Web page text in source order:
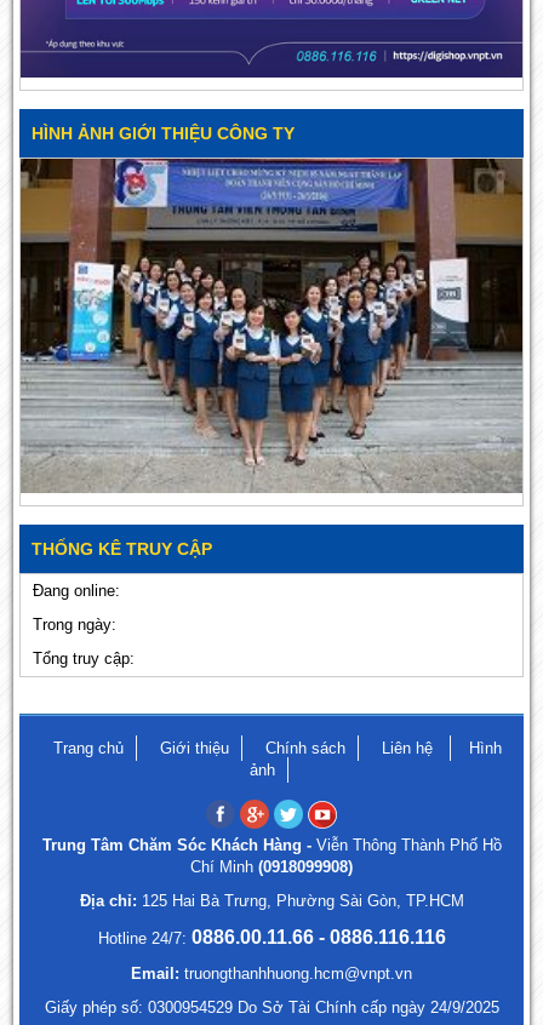
HÌNH ẢNH GIỚI THIỆU CÔNG TY
THỐNG KÊ TRUY CẬP
Đang online:
Trong ngày:
Tổng truy cập:
Trang chủ Giới thiệu Chính sách Liên hệ
Hình
ảnh
Trung Tâm Chăm Sóc Khách Hàng - Viễn Thông Thành Phố Hồ
Chí Minh (0918099908)
Địa chỉ: 125 Hai Bà Trưng, Phường Sài Gòn, TP.HCM
Hotline 24/7: 0886.00.11.66 - 0886.116.116
Email: truongthanhhuong.hcm@vnpt.vn
Giấy phép số: 0300954529 Do Sở Tài Chính cấp ngày 24/9/2025